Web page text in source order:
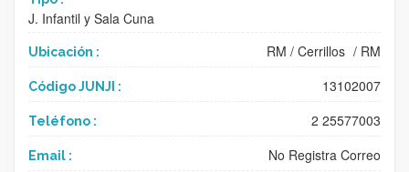
J. Infantil y Sala Cuna
Ubicación : RM / Cerrillos / RM
Código JUNJI : 13102007
Teléfono : 2 25577003
Email : No Registra Correo